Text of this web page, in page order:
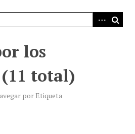
los
total)
por Etiqueta